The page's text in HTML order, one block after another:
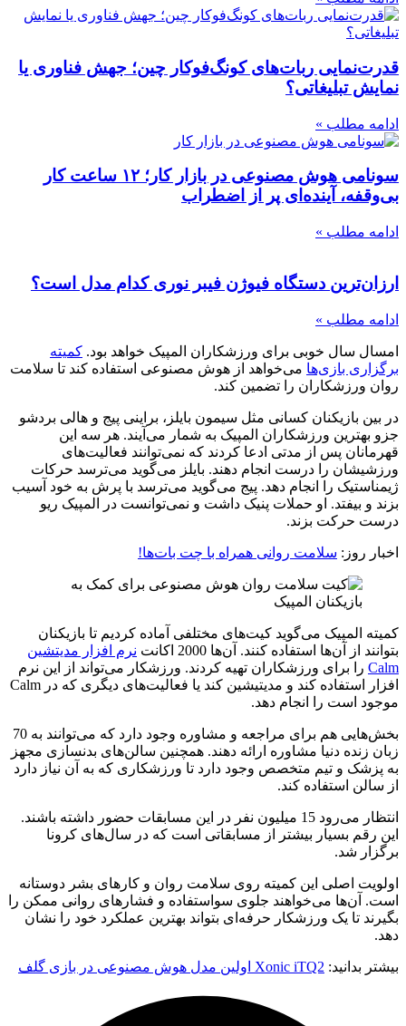
قدرت‌نمایی ربات‌های کونگ‌فوکار چین؛ جهش فناوری یا
نمایش تبلیغاتی؟
ادامه مطلب »
سونامی هوش مصنوعی در بازار کار؛ ۱۲ ساعت کار
بی‌وقفه، آینده‌ای پر از اضطراب
ادامه مطلب »
ارزان‌ترین دستگاه فیوژن فیبر نوری کدام مدل است؟
ادامه مطلب »
امسال سال خوبی برای ورزشکاران المپیک خواهد بود. کمیته
برگزاری بازی‌ها می‌خواهد از هوش مصنوعی استفاده کند تا سلامت
روان ورزشکاران را تضمین کند.
در بین بازیکنان کسانی مثل سیمون بایلز، براینی پیج و هالی بردشو
جزو بهترین ورزشکاران المپیک به شمار می‌آیند. هر سه این
قهرمانان پس از مدتی ادعا کردند که نمی‌توانند فعالیت‌های
ورزشیشان را درست انجام دهند. بایلز می‌گوید می‌ترسد حرکات
ژیمناستیک را انجام دهد. پیج می‌گوید می‌ترسد با پرش به خود آسیب
بزند و بیفتد. او حملات پنیک داشت و نمی‌توانست در المپیک ریو
درست حرکت بزند.
اخبار روز: سلامت روانی همراه با چت بات‌ها!
کمیته المپیک می‌گوید کیت‌های مختلفی آماده کردیم تا بازیکنان
بتوانند از آن‌ها استفاده کنند. آن‌ها 2000 اکانت
نرم افزار مدیتشین
Calm را برای ورزشکاران تهیه کردند. ورزشکار می‌تواند از این نرم
افزار استفاده کند و مدیتیشین کند یا فعالیت‌های دیگری که در Calm
موجود است را انجام دهد.
بخش‌هایی هم برای مراجعه و مشاوره وجود دارد که می‌توانند به 70
زبان زنده دنیا مشاوره ارائه دهند. همچنین سالن‌های بدنسازی مجهز
به پزشک و تیم متخصص وجود دارد تا ورزشکاری که به آن نیاز دارد
از سالن استفاده کند.
انتظار می‌رود 15 میلیون نفر در این مسابقات حضور داشته باشند.
این رقم بسیار بیشتر از مسابقاتی است که در سال‌های کرونا
برگزار شد.
اولویت اصلی این کمیته روی سلامت روان و کارهای بشر دوستانه
است. آن‌ها می‌خواهند جلوی سواستفاده و فشارهای روانی ممکن را
بگیرند تا یک ورزشکار حرفه‌ای بتواند بهترین عملکرد خود را نشان
دهد.
بیشتر بدانید: Xonic iTQ2 اولین مدل هوش مصنوعی در بازی گلف